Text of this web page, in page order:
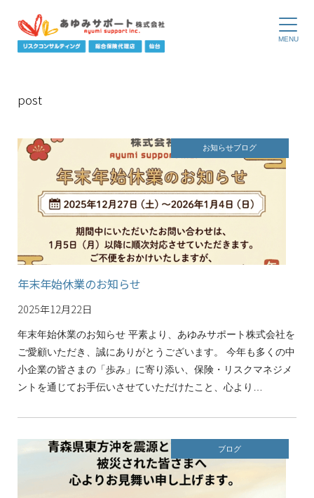
年末年始休業のお知らせ
お知らせブログ
2025年12月22日
年末年始休業のお知らせ 平素より、あゆみサポート株式会社を
ご愛顧いただき、誠にありがとうございます。 今年も多くの中
小企業の皆さまの「歩み」に寄り添い、保険・リスクマネジメ
ントを通じてお手伝いさせていただけたこと、心より…
ブログ